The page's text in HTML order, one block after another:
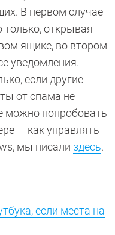
В первом случае
открывая
ящике, во втором
уведомления.
если другие
от спама не
можно попробовать
— как управлять
мы писали здесь.
если места на